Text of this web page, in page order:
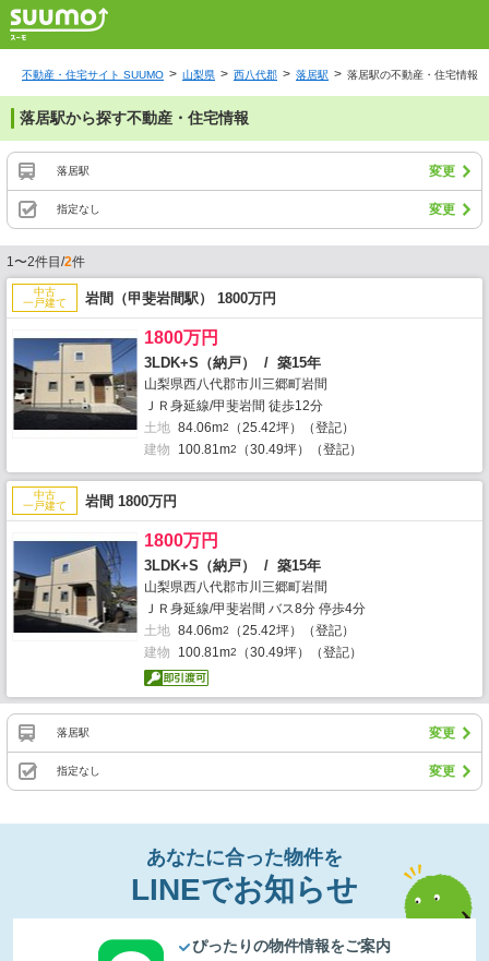
不動産・住宅サイト SUUMO 山梨県 西八代郡 落居駅 落居駅の不動産・住宅情報
落居駅から探す不動産・住宅情報
落居駅 変更
指定なし 変更
1〜2件目/2件
中古
一戸建て
岩間（甲斐岩間駅） 1800万円
1800万円
3LDK+S（納戸） / 築15年
山梨県西八代郡市川三郷町岩間
ＪＲ身延線/甲斐岩間 徒歩12分
土地 84.06m2
（25.42坪）（登記）
建物
100.81m2 （30.49坪）（登記）
中古
一戸建て
岩間 1800万円
1800万円
3LDK+S（納戸） / 築15年
山梨県西八代郡市川三郷町岩間
ＪＲ身延線/甲斐岩間 バス8分 停歩4分
土地 84.06m2
（25.42坪）（登記）
建物
100.81m2 （30.49坪）（登記）
落居駅 変更
指定なし 変更
あなたに合った物件を
LINEでお知らせ
ぴったりの物件情報をご案内